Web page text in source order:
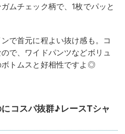
ムチェック柄で、1枚でパッと
で首元に程よい抜け感も。コ
で、ワイドパンツなどボリュ
トムスと好相性ですよ◎
コスパ抜群♪レースTシャ